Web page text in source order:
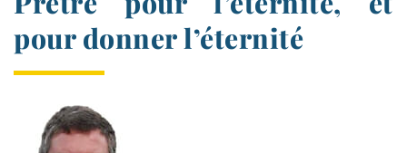
pour donner l’éternité